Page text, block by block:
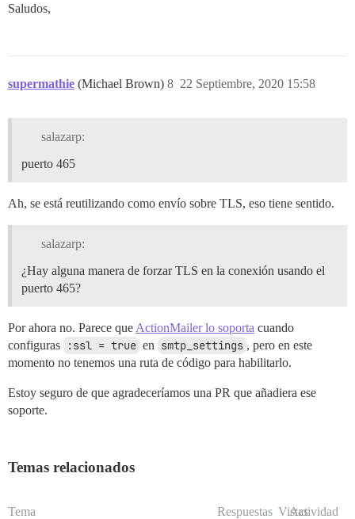
Saludos,
supermathie (Michael Brown) 22 Septiembre, 2020 15:58
8
salazarp:
puerto 465
Ah, se está reutilizando como envío sobre TLS, eso tiene sentido.
salazarp:
¿Hay alguna manera de forzar TLS en la conexión usando el
puerto 465?
Por ahora no. Parece que ActionMailer lo soporta cuando
configuras
:ssl = true en smtp_settings , pero en este
momento no tenemos una ruta de código para habilitarlo.
Estoy seguro de que agradeceríamos una PR que añadiera ese
soporte.
Temas relacionados
Tema Respuestas Vistas
Actividad